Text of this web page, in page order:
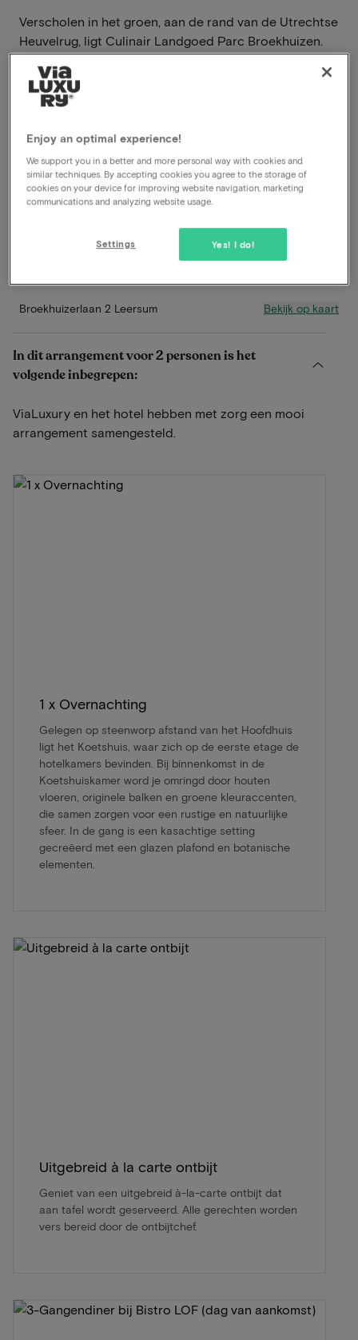
Verscholen in het groen, aan de rand van de Utrechtse
Heuvelrug, ligt Culinair Landgoed Parc Broekhuizen.
Een elegante plek waar rust, natuur en gastronomie
samen komen en waar het tempo vanzelf vertraagt.
Hier draait alles om aandacht, verfijning en
Lees meer
Inclusief ontbijt
Inclusief diner
Early check-in
Broekhuizerlaan 2 Leersum Bekijk op kaart
In dit arrangement voor 2 personen is het
volgende inbegrepen:
ViaLuxury en het hotel hebben met zorg een mooi
arrangement samengesteld.
1 x Overnachting
Gelegen op steenworp afstand van het Hoofdhuis
ligt het Koetshuis, waar zich op de eerste etage de
hotelkamers bevinden. Bij binnenkomst in de
Koetshuiskamer word je omringd door houten
vloeren, originele balken en groene kleuraccenten,
die samen zorgen voor een rustige en natuurlijke
sfeer. In de gang is een kasachtige setting
gecreëerd met een glazen plafond en botanische
elementen.
Uitgebreid à la carte ontbijt
Geniet van een uitgebreid à-la-carte ontbijt dat
aan tafel wordt geserveerd. Alle gerechten worden
vers bereid door de ontbijtchef.
Enjoy an optimal experience!
We support you in a better and more personal way with cookies and
similar techniques. By accepting cookies you agree to the storage of
cookies on your device for improving website navigation, marketing
communications and analyzing website usage.
Yes! I do!
Settings